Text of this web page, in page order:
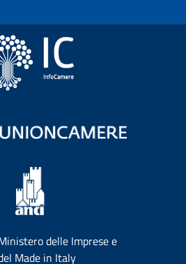
delle Imprese e
Made in Italy